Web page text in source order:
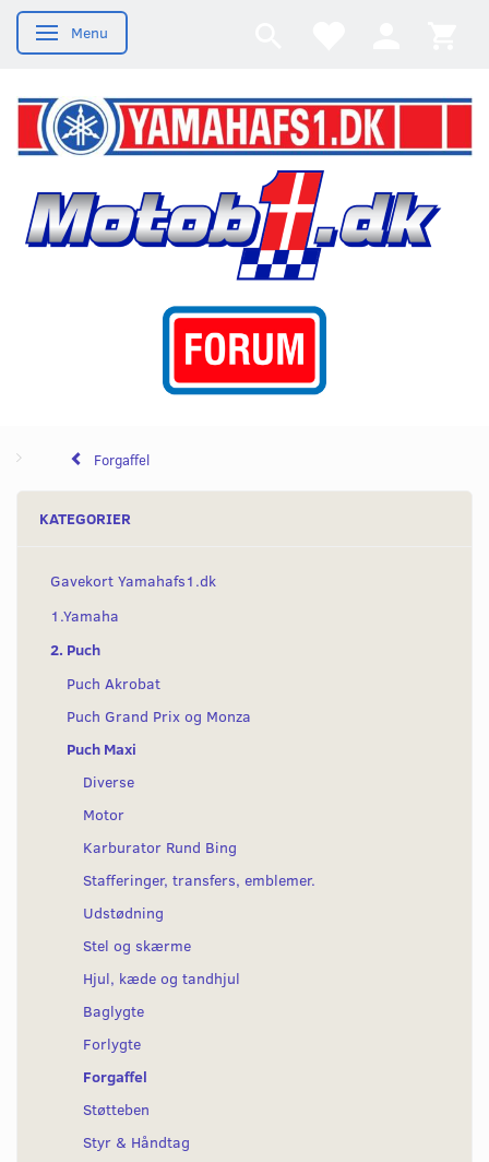
Skifte navigation
Menu
Forgaffel
KATEGORIER
Gavekort Yamahafs1.dk
1.Yamaha
2. Puch
Puch Akrobat
Puch Grand Prix og Monza
Puch Maxi
Diverse
Motor
Karburator Rund Bing
Stafferinger, transfers, emblemer.
Udstødning
Stel og skærme
Hjul, kæde og tandhjul
Baglygte
Forlygte
Forgaffel
Støtteben
Styr & Håndtag